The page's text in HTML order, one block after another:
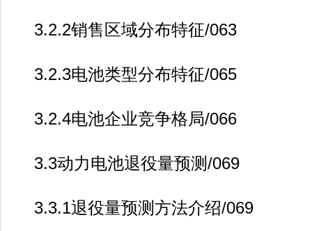
3.2.2销售区域分布特征/063
3.2.3电池类型分布特征/065
3.2.4电池企业竞争格局/066
3.3动力电池退役量预测/069
3.3.1退役量预测方法介绍/069